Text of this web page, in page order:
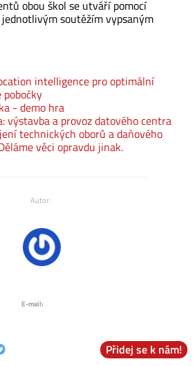
obou škol se utváří pomocí
soutěžím vypsaným
intelligence pro optimální
- demo hra
výstavba a provoz datového centra
technických oborů a daňového
věci opravdu jinak.
Autor:
E-mail:
Přidej se k nám!